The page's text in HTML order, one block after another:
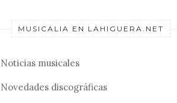
MUSICALIA EN LAHIGUERA.NET
Noticias musicales
Novedades discográficas